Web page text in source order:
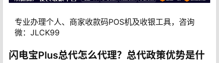
专业办理个人、商家收款码POS机及收银工具，咨询
微：JLCK99
闪电宝Plus总代怎么代理？总代政策优势是什